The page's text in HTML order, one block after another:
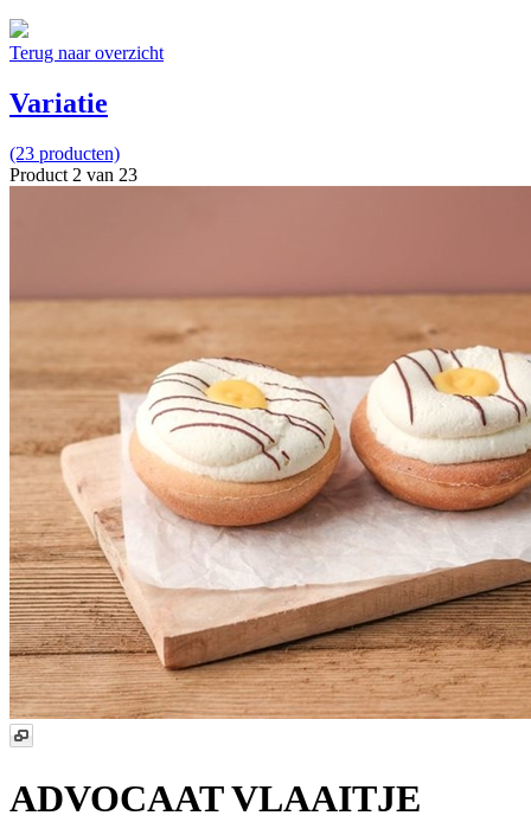
Terug naar overzicht
Variatie
(23 producten)
Product 2 van 23
ADVOCAAT VLAAITJE